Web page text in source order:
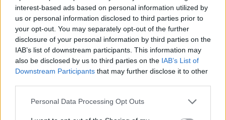
interest-based ads based on personal information utilized by
us or personal information disclosed to third parties prior to
your opt-out. You may separately opt-out of the further
disclosure of your personal information by third parties on the
IAB’s list of downstream participants. This information may
also be disclosed by us to third parties on the IAB’s List of
Downstream Participants that may further disclose it to other
Personal Data Processing Opt Outs